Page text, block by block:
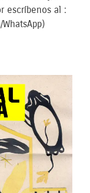
escríbenos al :